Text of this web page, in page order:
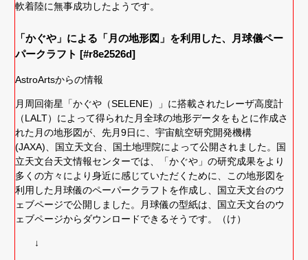
軟着陸に無事成功したようです。
「かぐや」による「月の地形図」を利用した、月球儀ペー
パークラフト [#r8e2526d]
AstroArtsからの情報
月周回衛星「かぐや（SELENE）」に搭載されたレーザ高度計
（LALT）によって得られた月全球の地形データをもとに作成さ
れた月の地形図が、先月9日に、宇宙航空研究開発機構
(JAXA)、国立天文台、国土地理院によって公開されました。国
立天文台天文情報センターでは、「かぐや」の研究成果をより
多くの方々により身近に感じていただくために、この地形図を
利用した月球儀のペーパークラフトを作成し、国立天文台のウ
ェブページで公開しました。月球儀の型紙は、国立天文台のウ
ェブページからダウンロードできるそうです。（け）
↓